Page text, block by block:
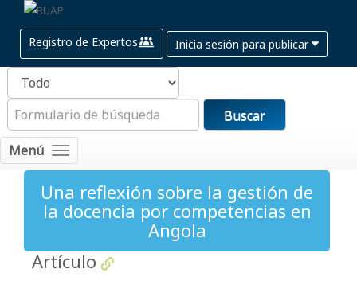
Registro de Expertos Inicia sesión para publicar
Buscar
Menú
Una reflexión sobre la gestión de
la docencia por competencias en
Angola
Artículo